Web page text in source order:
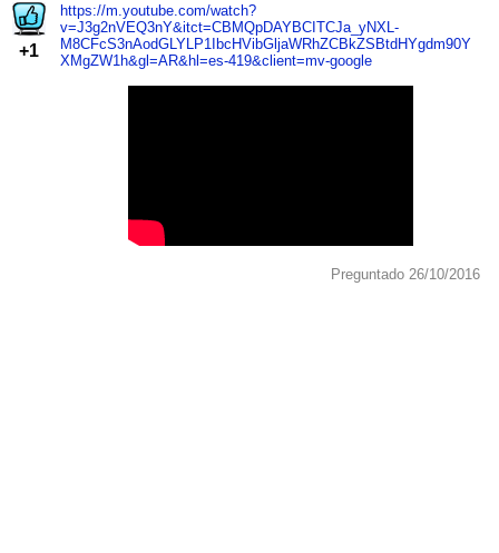
+1
https://m.youtube.com/watch?
v=J3g2nVEQ3nY&itct=CBMQpDAYBCITCJa_yNXL-
M8CFcS3nAodGLYLP1IbcHVibGljaWRhZCBkZSBtdHYgdm90Y
XMgZW1h&gl=AR&hl=es-419&client=mv-google
Preguntado 26/10/2016